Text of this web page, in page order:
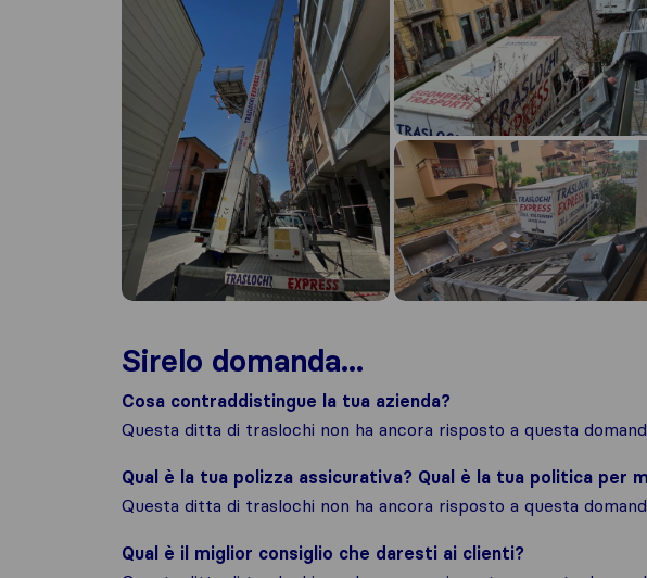
Sirelo domanda...
Cosa contraddistingue la tua azienda?
Questa ditta di traslochi non ha ancora risposto a questa
Qual è la tua polizza assicurativa? Qual è la tua politica per
Questa ditta di traslochi non ha ancora risposto a questa
Qual è il miglior consiglio che daresti ai clienti?